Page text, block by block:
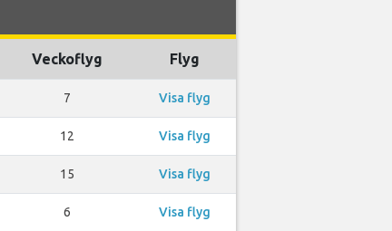
Veckoflyg Flyg
7 Visa flyg
12 Visa flyg
15 Visa flyg
6 Visa flyg